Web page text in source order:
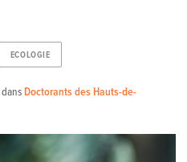
ECOLOGIE
dans Doctorants des Hauts-de-